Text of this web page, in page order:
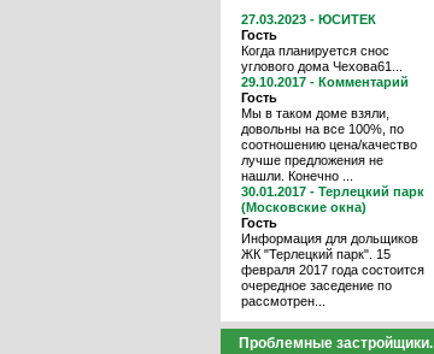
27.03.2023 - ЮСИТЕК
Гость
Когда планируется снос
углового дома Чехова61...
29.10.2017 - Комментарий
Гость
Мы в таком доме взяли,
довольны на все 100%, по
соотношению цена/качество
лучше предложения не
нашли. Конечно ...
30.01.2017 - Терлецкий парк
(Московские окна)
Гость
Информация для дольщиков
ЖК "Терлецкий парк". 15
февраля 2017 года состоится
очередное заседение по
рассмотрен...
Проблемные застройщики.